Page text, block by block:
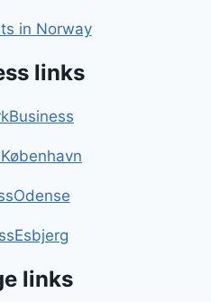
in Norway
links
links